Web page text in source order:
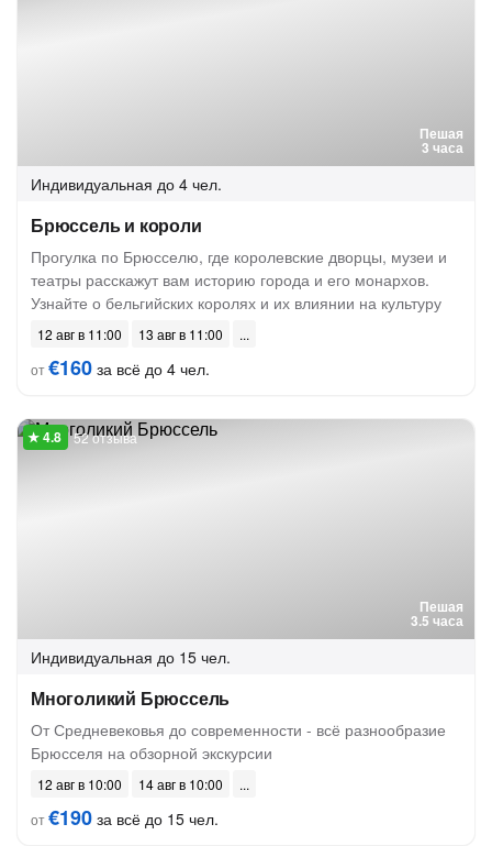
Пешая
3 часа
Индивидуальная до 4 чел.
Брюссель и короли
Прогулка по Брюсселю, где королевские дворцы, музеи и
театры расскажут вам историю города и его монархов.
Узнайте о бельгийских королях и их влиянии на культуру
12 авг в 11:00
13 авг в 11:00
от€160 за всё до 4 чел.
Пешая
3.5 часа
52 отзыва
Индивидуальная до 15 чел.
Многоликий Брюссель
От Средневековья до современности - всё разнообразие
Брюсселя на обзорной экскурсии
12 авг в 10:00
14 авг в 10:00
от€190 за всё до 15 чел.